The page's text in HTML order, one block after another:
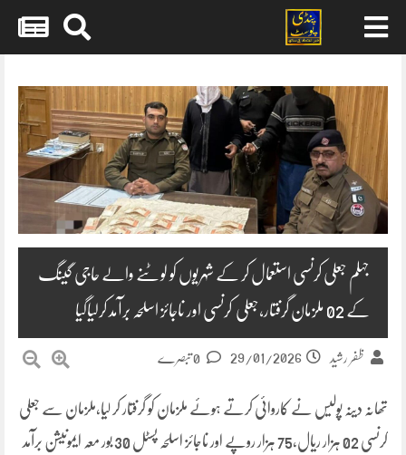
content
جہلم جعلی کرنسی استعمال کر کے شہریوں کو لوٹنے والے حاجی گینگ
کے 02 ملزمان گرفتار،جعلی کرنسی اور ناجائز اسلحہ برآمد کرلیاگیا
ظفر رشید 29/01/2026
تھانہ دینہ پولیس نے کاروائی کرتے ہوئے ملزمان کو گرفتار کر لیا،ملزمان سے جعلی
کرنسی 02 ہزار ریال،75 ہزار روپے اور ناجائز اسلحہ پسٹل 30 بور معہ ایمونیشن برآمد